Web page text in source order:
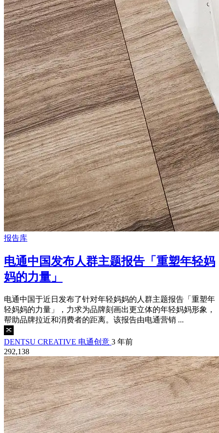
报告库
电通中国发布人群主题报告「重塑年轻妈
妈的力量」
电通中国于近日发布了针对年轻妈妈的人群主题报告「重塑年
轻妈妈的力量」，力求为品牌刻画出更立体的年轻妈妈形象，
帮助品牌拉近和消费者的距离。该报告由电通营销 ...
DENTSU CREATIVE 电通创意 3 年前
292,138